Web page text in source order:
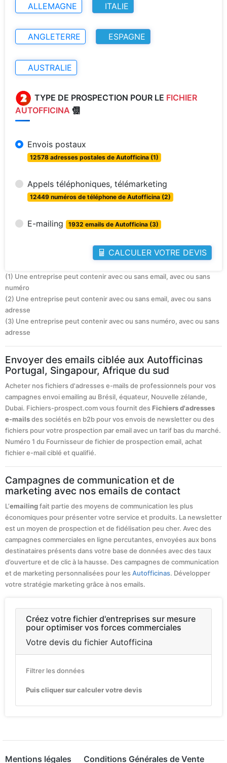
ALLEMAGNE ITALIE
ANGLETERRE ESPAGNE
AUSTRALIE
TYPE DE PROSPECTION POUR LE FICHIER
AUTOFFICINA
Envois postaux
12578 adresses postales de Autofficina (1)
Appels téléphoniques, télémarketing
12449 numéros de téléphone de Autofficina (2)
E-mailing 1932 emails de Autofficina (3)
CALCULER VOTRE DEVIS
(1) Une entreprise peut contenir avec ou sans email, avec ou sans
numéro
(2) Une entreprise peut contenir avec ou sans email, avec ou sans
adresse
(3) Une entreprise peut contenir avec ou sans numéro, avec ou sans
adresse
Envoyer des emails ciblée aux Autofficinas
Portugal, Singapour, Afrique du sud
Acheter nos fichiers d'adresses e-mails de professionnels pour vos
campagnes envoi emailing au Brésil, équateur, Nouvelle zélande,
Dubai. Fichiers-prospect.com vous fournit desFichiers d'adresses
e-mailsdes sociétés en b2b pour vos envois de newsletter ou des
fichiers pour votre prospection par email avec un tarif bas du marché.
Numéro 1 du Fournisseur de fichier de prospection email, achat
fichier e-mail ciblé et qualifié.
Campagnes de communication et de
marketing avec nos emails de contact
L’emailingfait partie des moyens de communication les plus
économiques pour présenter votre service et produits. La newsletter
est un moyen de prospection et de fidélisation peu cher. Avec des
campagnes commerciales en ligne percutantes, envoyées aux bons
destinataires présents dans votre base de données avec des taux
d’ouverture et de clic à la hausse. Des campagnes de communication
et de marketing personnalisées pour lesAutofficinas. Développer
votre stratégie marketing grâce à nos emails.
Créez votre fichier d'entreprises sur mesure
pour optimiser vos forces commerciales
Votre devis du fichier Autofficina
Filtrer les données
Puis cliquer sur calculer votre devis
Mentions légales Conditions Générales de Vente